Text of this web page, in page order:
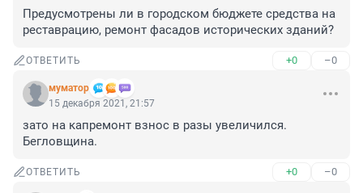
Предусмотрены ли в городском бюджете средства на
реставрацию, ремонт фасадов исторических зданий?
ОТВЕТИТЬ +0 –0
муматор
15 декабря 2021, 21:57
зато на капремонт взнос в разы увеличился.
Бегловщина.
ОТВЕТИТЬ +0 –0